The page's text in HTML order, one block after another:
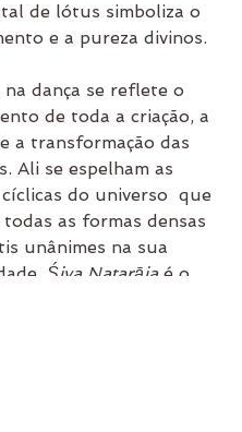
de lótus simboliza o
e a pureza divinos.
na dança se reflete o
de toda a criação, a
a transformação das
Ali se espelham as
do universo  que
as formas densas
unânimes na sua
Śiva Natarāja é o